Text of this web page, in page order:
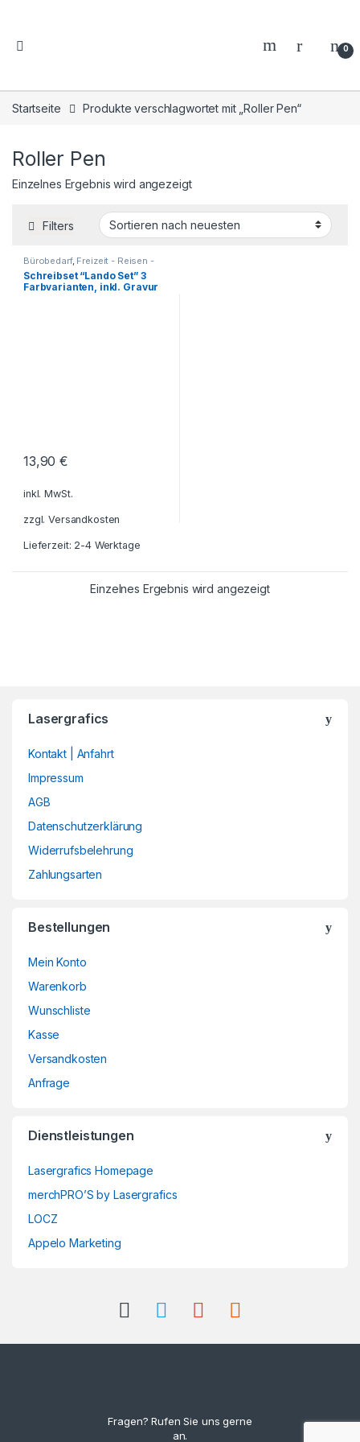
0
Startseite Produkte verschlagwortet mit „Roller Pen“
Roller Pen
Einzelnes Ergebnis wird angezeigt
Filters
Bürobedarf, Freizeit - Reisen -
Camping - Outdoor, Für die
Kleinen,Geschenkhüllen - Etuis
für Schreibgeräte ,
,
Schreibset “Lando Set” 3
Farbvarianten, inkl. Gravur
13,90€
inkl. MwSt.
zzgl.Versandkosten
Lieferzeit: 2-4 Werktage
Einzelnes Ergebnis wird angezeigt
Lasergrafics
Kontakt | Anfahrt
Impressum
AGB
Datenschutzerklärung
Widerrufsbelehrung
Zahlungsarten
Bestellungen
Mein Konto
Warenkorb
Wunschliste
Kasse
Versandkosten
Anfrage
Dienstleistungen
Lasergrafics Homepage
merchPRO’S by Lasergrafics
LOCZ
Appelo Marketing
Fragen? Rufen Sie uns gerne
an.